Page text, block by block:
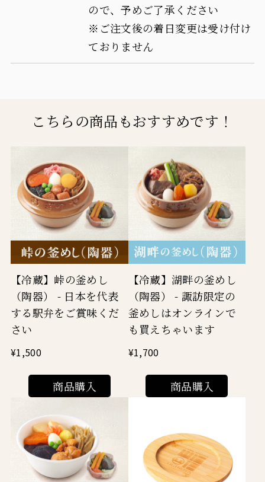
を
す
数
量
を
す
ので、予めご了承ください
※ご注文後の着日変更は受け付け
ておりません
こちらの商品もおすすめです！
【冷蔵】峠の釜めし
（陶器） - 日本を代表
する駅弁をご賞味くだ
さい
¥1,500
商品購入
【冷蔵】湖畔の釜めし
（陶器） - 諏訪限定の
釜めしはオンラインで
も買えちゃいます
¥1,700
商品購入